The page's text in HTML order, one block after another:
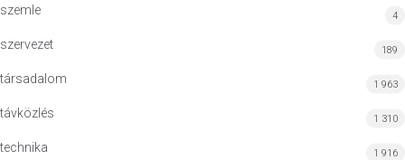
szemle 4
szervezet 189
társadalom 1 963
távközlés 1 310
technika 1 916